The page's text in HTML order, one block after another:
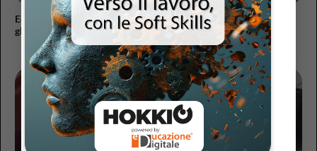
Educare alla pace oggi: dall’educazione civica alla cittadinanza
globale